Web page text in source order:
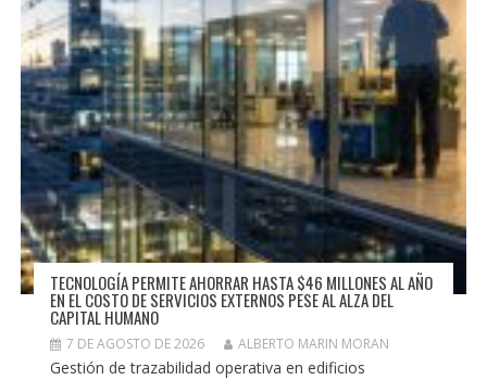
TECNOLOGÍA PERMITE AHORRAR HASTA $46 MILLONES AL AÑO
EN EL COSTO DE SERVICIOS EXTERNOS PESE AL ALZA DEL
CAPITAL HUMANO
7 DE AGOSTO DE 2026 ALBERTO MARIN MORAN
Gestión de trazabilidad operativa en edificios